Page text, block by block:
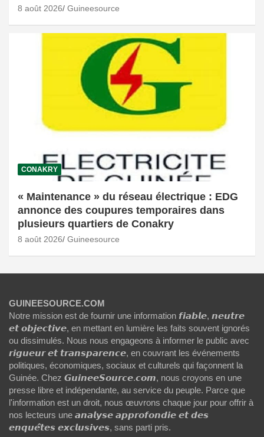
8 août 2026 Guineesource
CONAKRY
« Maintenance » du réseau électrique : EDG
annonce des coupures temporaires dans
plusieurs quartiers de Conakry
8 août 2026 Guineesource
GUINEESOURCE.COM
Notre mission est de fournir une information 𝙛𝙞𝙖𝙗𝙡𝙚, 𝙣𝙚𝙪𝙩𝙧𝙚
𝙚𝙩 𝙤𝙗𝙟𝙚𝙘𝙩𝙞𝙫𝙚, en mettant en lumière les faits souvent ignorés
ou dissimulés. Nous nous engageons à informer le public avec
𝙧𝙞𝙜𝙪𝙚𝙪𝙧 𝙚𝙩 𝙩𝙧𝙖𝙣𝙨𝙥𝙖𝙧𝙚𝙣𝙘𝙚, en couvrant les événements
politiques, économiques, sociaux et culturels qui façonnent la
Guinée. Chez 𝙂𝙪𝙞𝙣𝙚𝙚𝙎𝙤𝙪𝙧𝙘𝙚.𝙘𝙤𝙢, nous croyons en une
presse libre et indépendante, au service du peuple. Parce que
l'information est un droit, nous œuvrons chaque jour pour offrir à
nos lecteurs une 𝙖𝙣𝙖𝙡𝙮𝙨𝙚 𝙖𝙥𝙥𝙧𝙤𝙛𝙤𝙣𝙙𝙞𝙚 𝙚𝙩 𝙙𝙚𝙨
𝙚𝙣𝙦𝙪𝙚̂𝙩𝙚𝙨 𝙚𝙭𝙘𝙡𝙪𝙨𝙞𝙫𝙚𝙨, sans parti pris.